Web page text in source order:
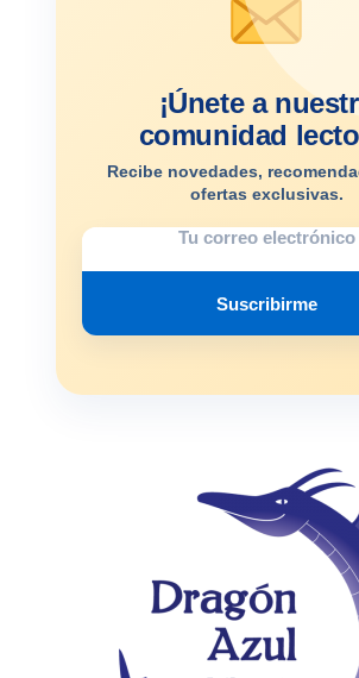
¡Únete a
comunidad
Recibe novedades,
ofertas exclusivas.
Suscribirme